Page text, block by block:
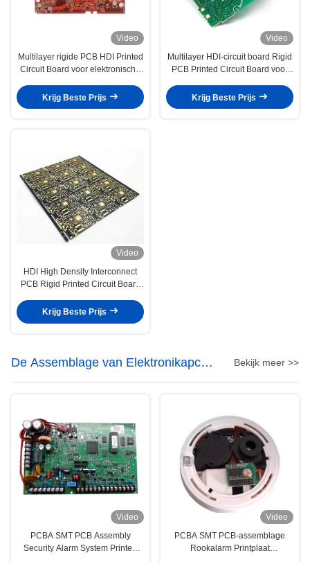
Video
Multilayer rigide PCB HDI Printed
Circuit Board voor elektronische
Krijg Beste Prijs
Video
Multilayer HDI-circuit board Rigid
PCB Printed Circuit Board voor
Krijg Beste Prijs
Video
HDI High Density Interconnect
PCB Rigid Printed Circuit Board
Krijg Beste Prijs
De Assemblage van Elektronikapcb
van de consument
Bekijk meer >>
Video
PCBA SMT PCB Assembly
Security Alarm System Printed
Video
PCBA SMT PCB-assemblage
Rookalarm Printplaat